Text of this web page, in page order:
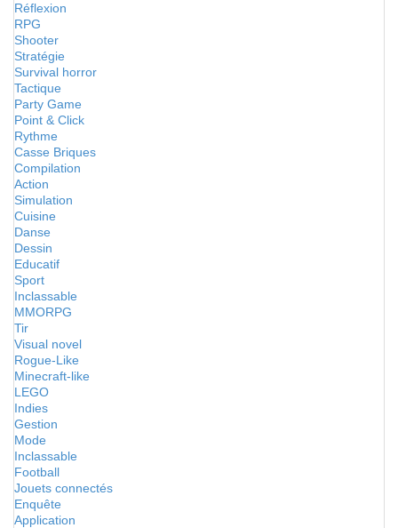
Réflexion
RPG
Shooter
Stratégie
Survival horror
Tactique
Party Game
Point & Click
Rythme
Casse Briques
Compilation
Action
Simulation
Cuisine
Danse
Dessin
Educatif
Sport
Inclassable
MMORPG
Tir
Visual novel
Rogue-Like
Minecraft-like
LEGO
Indies
Gestion
Mode
Inclassable
Football
Jouets connectés
Enquête
Application